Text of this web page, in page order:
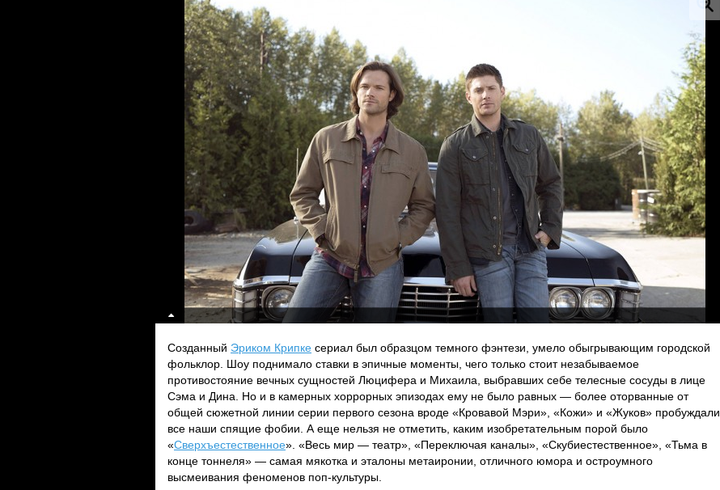
Созданный Эриком Крипке сериал был образцом темного фэнтези, умело обыгрывающим городской
фольклор. Шоу поднимало ставки в эпичные моменты, чего только стоит незабываемое
противостояние вечных сущностей Люцифера и Михаила, выбравших себе телесные сосуды в лице
Сэма и Дина. Но и в камерных хоррорных эпизодах ему не было равных — более оторванные от
общей сюжетной линии серии первого сезона вроде «Кровавой Мэри», «Кожи» и «Жуков» пробуждали
все наши спящие фобии. А еще нельзя не отметить, каким изобретательным порой было
«Сверхъестественное». «Весь мир — театр», «Переключая каналы», «Скубиестественное», «Тьма в
конце тоннеля» — самая мякотка и эталоны метаиронии, отличного юмора и остроумного
высмеивания феноменов поп-культуры.